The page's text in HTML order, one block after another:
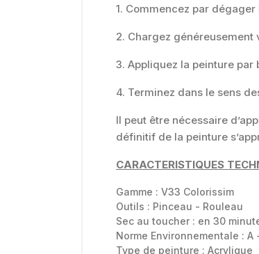
1. Commencez par
2. Chargez généreusement
3. Appliquez la peinture
4. Terminez dans le sens
Il peut être nécessaire
définitif de la peinture
CARACTERISTIQUES
Gamme : V33 Colorissim
Outils : Pinceau - Rouleau
Sec au toucher : en 30
Norme Environnementale : A
Type de peinture : Acrylique